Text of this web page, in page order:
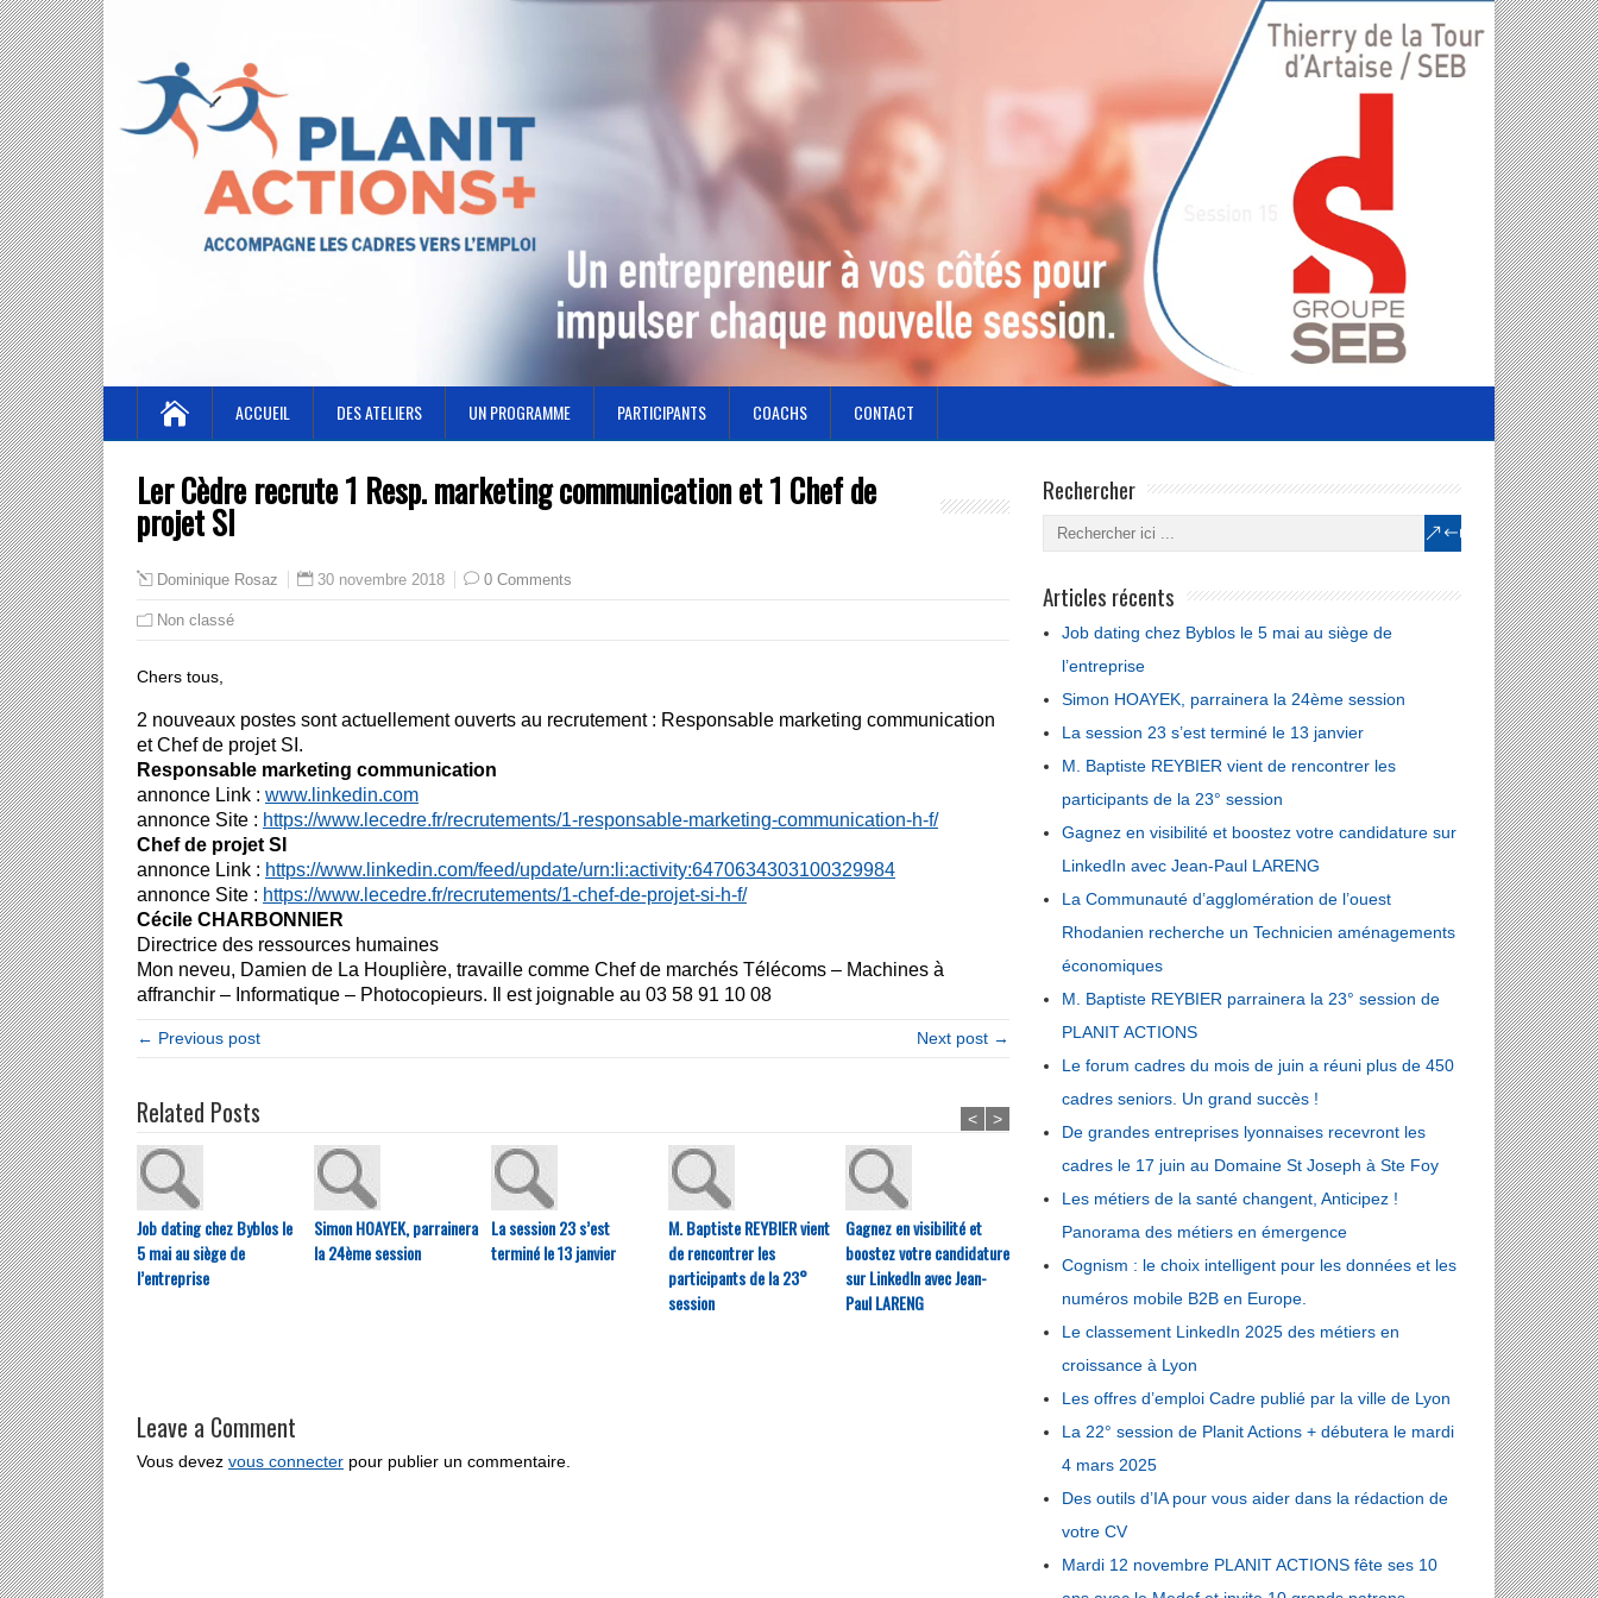
ACCUEIL DES ATELIERS UN PROGRAMME PARTICIPANTS COACHS CONTACT
Ler Cèdre recrute 1 Resp. marketing communication et 1 Chef de
projet SI
Dominique Rosaz 30 novembre 2018 0 Comments
Non classé
Chers tous,
2 nouveaux postes sont actuellement ouverts au recrutement : Responsable marketing communication
et Chef de projet SI.
Responsable marketing communication
annonce Link : www.linkedin.com
annonce Site : https://www.lecedre.fr/recrutements/1-responsable-marketing-communication-h-f/
Chef de projet SI
annonce Link : https://www.linkedin.com/feed/update/urn:li:activity:6470634303100329984
annonce Site : https://www.lecedre.fr/recrutements/1-chef-de-projet-si-h-f/
Cécile CHARBONNIER
Directrice des ressources humaines
Mon neveu, Damien de La Houplière, travaille comme Chef de marchés Télécoms – Machines à
affranchir – Informatique – Photocopieurs. Il est joignable au 03 58 91 10 08
← Previous post Next post →
Related Posts
Job dating chez Byblos le
5 mai au siège de
l’entreprise
Simon HOAYEK, parrainera
la 24ème session
La session 23 s’est
terminé le 13 janvier
M. Baptiste REYBIER vient
de rencontrer les
participants de la 23°
session
Gagnez en visibilité et
boostez votre candidature
sur LinkedIn avec Jean-
Paul LARENG
La Communauté
d’agglomération de
l’ouest Rhodanien
recherche un Technicien
aménagements
économiques
< >
Leave a Comment
Vous devez vous connecter pour publier un commentaire.
Rechercher
Articles récents
Job dating chez Byblos le 5 mai au siège de
l’entreprise
Simon HOAYEK, parrainera la 24ème session
La session 23 s’est terminé le 13 janvier
M. Baptiste REYBIER vient de rencontrer les
participants de la 23° session
Gagnez en visibilité et boostez votre candidature sur
LinkedIn avec Jean-Paul LARENG
La Communauté d’agglomération de l’ouest
Rhodanien recherche un Technicien aménagements
économiques
M. Baptiste REYBIER parrainera la 23° session de
PLANIT ACTIONS
Le forum cadres du mois de juin a réuni plus de 450
cadres seniors. Un grand succès !
De grandes entreprises lyonnaises recevront les
cadres le 17 juin au Domaine St Joseph à Ste Foy
Les métiers de la santé changent, Anticipez !
Panorama des métiers en émergence
Cognism : le choix intelligent pour les données et les
numéros mobile B2B en Europe.
Le classement LinkedIn 2025 des métiers en
croissance à Lyon
Les offres d’emploi Cadre publié par la ville de Lyon
La 22° session de Planit Actions + débutera le mardi
4 mars 2025
Des outils d’IA pour vous aider dans la rédaction de
votre CV
Mardi 12 novembre PLANIT ACTIONS fête ses 10